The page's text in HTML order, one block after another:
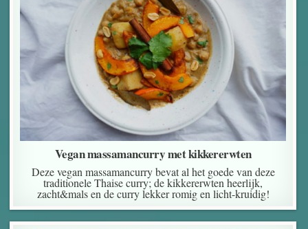
Vegan massamancurry met kikkererwten
Deze vegan massamancurry bevat al het goede van deze
traditionele Thaise curry; de kikkererwten heerlijk,
zacht&mals en de curry lekker romig en licht-kruidig!